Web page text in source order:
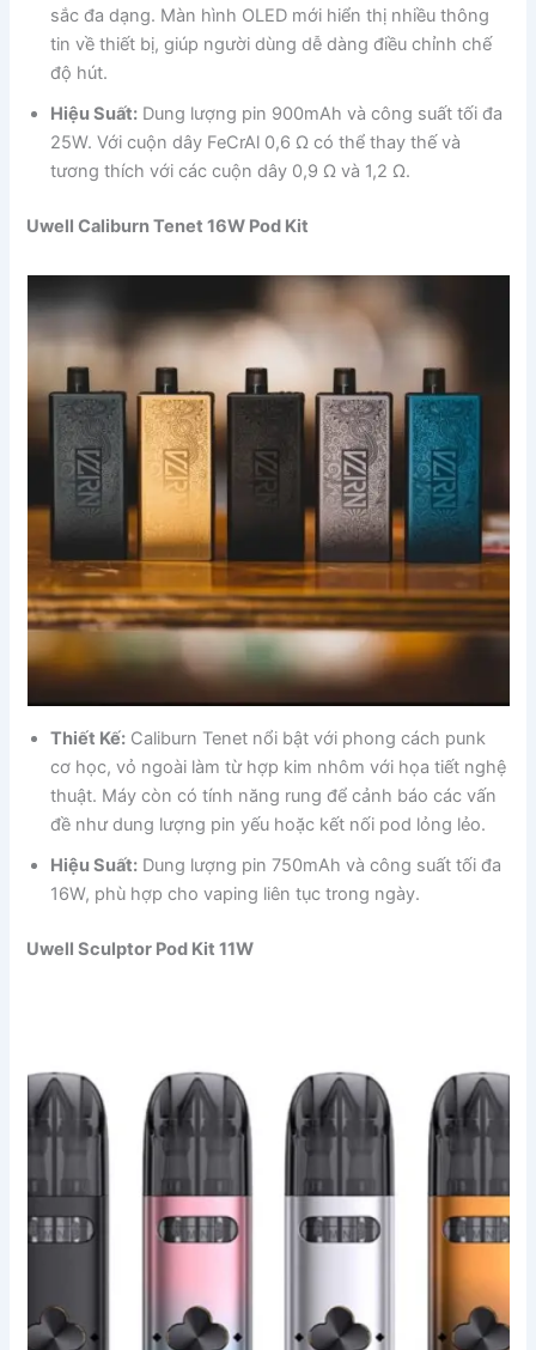
sắc đa dạng. Màn hình OLED mới hiển thị nhiều thông
tin về thiết bị, giúp người dùng dễ dàng điều chỉnh chế
độ hút.
Hiệu Suất: Dung lượng pin 900mAh và công suất tối đa
25W. Với cuộn dây FeCrAl 0,6 Ω có thể thay thế và
tương thích với các cuộn dây 0,9 Ω và 1,2 Ω.
Uwell Caliburn Tenet 16W Pod Kit
Thiết Kế: Caliburn Tenet nổi bật với phong cách punk
cơ học, vỏ ngoài làm từ hợp kim nhôm với họa tiết nghệ
thuật. Máy còn có tính năng rung để cảnh báo các vấn
đề như dung lượng pin yếu hoặc kết nối pod lỏng lẻo.
Hiệu Suất: Dung lượng pin 750mAh và công suất tối đa
16W, phù hợp cho vaping liên tục trong ngày.
Uwell Sculptor Pod Kit 11W